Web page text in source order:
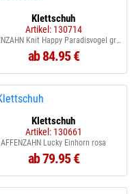
Klettschuh
Artikel: 130714
AFFENZAHN Knit Happy Paradisvogel grün
ab 84.95 €
Klettschuh
Artikel: 130661
AFFENZAHN Lucky Einhorn rosa
ab 79.95 €